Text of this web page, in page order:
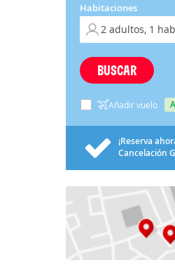
Habitaciones
BUSCAR
Añadir vuelo
¡Reserva
Cancelación